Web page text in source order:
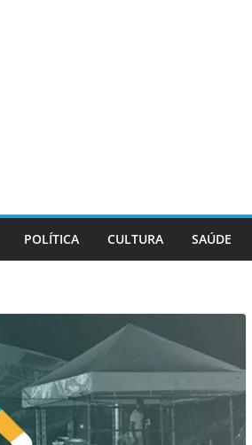
POLÍTICA CULTURA SAÚDE